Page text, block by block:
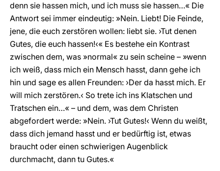
denn sie hassen mich, und ich muss sie hassen…« Die
Antwort sei immer eindeutig: »Nein. Liebt! Die Feinde,
jene, die euch zerstören wollen: liebt sie. ›Tut denen
Gutes, die euch hassen!‹« Es bestehe ein Kontrast
zwischen dem, was »normal« zu sein scheine – »wenn
ich weiß, dass mich ein Mensch hasst, dann gehe ich
hin und sage es allen Freunden: ›Der da hasst mich. Er
will mich zerstören.‹ So trete ich ins Klatschen und
Tratschen ein…« – und dem, was dem Christen
abgefordert werde: »Nein. ›Tut Gutes!‹ Wenn du weißt,
dass dich jemand hasst und er bedürftig ist, etwas
braucht oder einen schwierigen Augenblick
durchmacht, dann tu Gutes.«